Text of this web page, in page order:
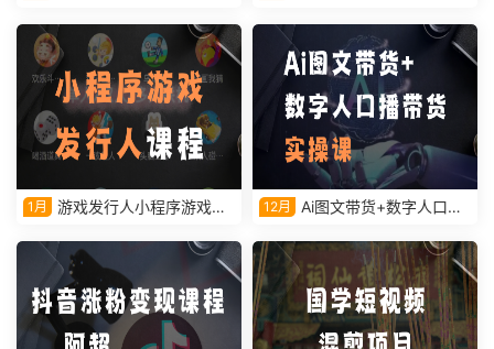
1月
游戏发行人小程序游戏课
12月
Ai图文带货+数字人口播